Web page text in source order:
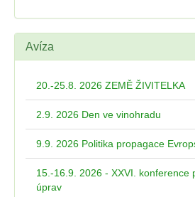
Avíza
20.-25.8. 2026 ZEMĚ ŽIVITELKA
2.9. 2026 Den ve vinohradu
9.9. 2026 Politika propagace
15.-16.9. 2026 - XXVI. konference
úprav